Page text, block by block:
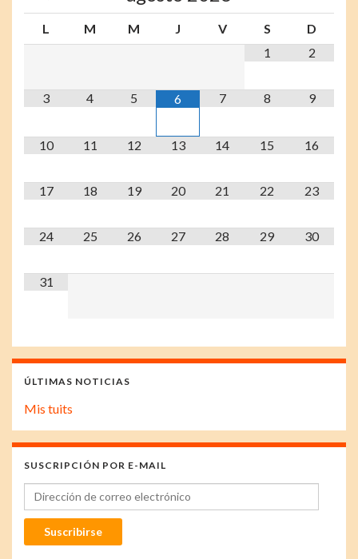
L M M J V S
D
1
2
3 4 5 6 7 8 9
10 11 12 13 14 15 16
17 18 19 20 21 22 23
24 25 26 27 28 29 30
31
ÚLTIMAS NOTICIAS
Mis tuits
SUSCRIPCIÓN POR E-MAIL
Dirección de correo electrónico
Suscribirse